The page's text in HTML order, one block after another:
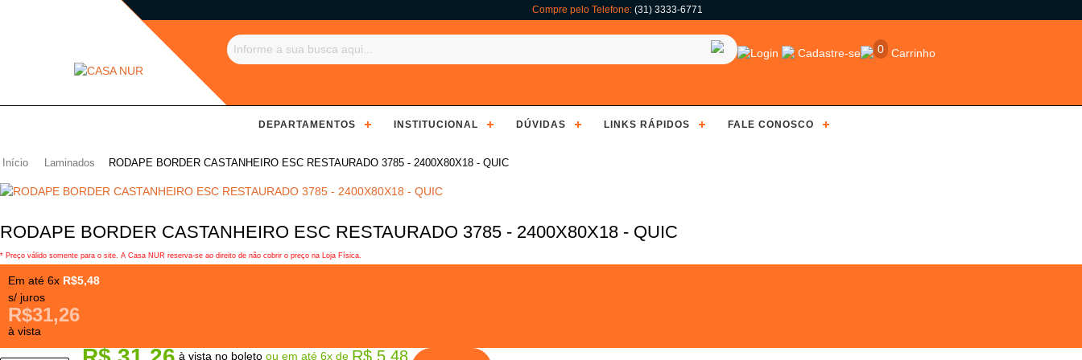
Compre pelo Telefone: (31) 3333-6771
Login Cadastre-se 0 Carrinho
DEPARTAMENTOS INSTITUCIONAL DÚVIDAS LINKS RÁPIDOS FALE CONOSCO
Início Laminados RODAPE BORDER CASTANHEIRO ESC RESTAURADO 3785 - 2400X80X18 - QUIC
RODAPE BORDER CASTANHEIRO ESC RESTAURADO 3785 - 2400X80X18 - QUIC
* Preço válido somente para o site. A Casa NUR reserva-se ao direito de não cobrir o preço na Loja Física.
Em até 6x R$5,48
s/ juros
R$31,26
à vista
à vista no boleto ou em até 6x de R$ 5,48